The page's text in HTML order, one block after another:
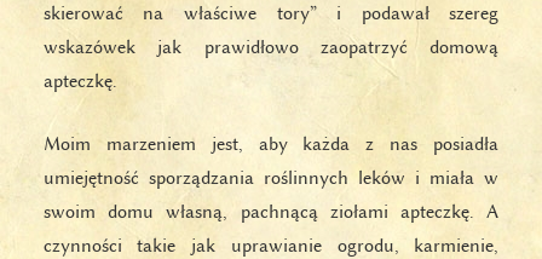
skierować na właściwe tory” i podawał szereg
wskazówek jak prawidłowo zaopatrzyć domową
apteczkę.
Moim marzeniem jest, aby każda z nas posiadła
umiejętność sporządzania roślinnych leków i miała w
swoim domu własną, pachnącą ziołami apteczkę. A
czynności takie jak uprawianie ogrodu, karmienie,